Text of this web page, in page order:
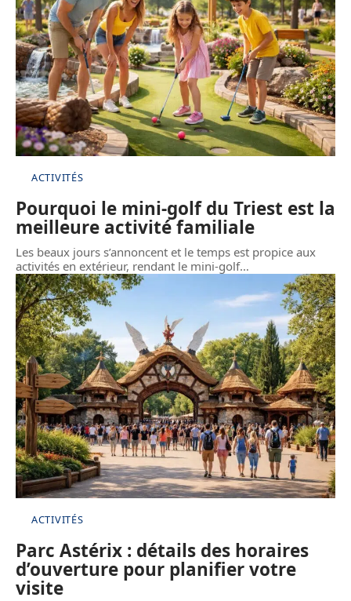
ACTIVITÉS
Pourquoi le mini-golf du Triest est la
meilleure activité familiale
Les beaux jours s’annoncent et le temps est propice aux
activités en extérieur, rendant le mini-golf…
ACTIVITÉS
Parc Astérix : détails des horaires
d’ouverture pour planifier votre
visite